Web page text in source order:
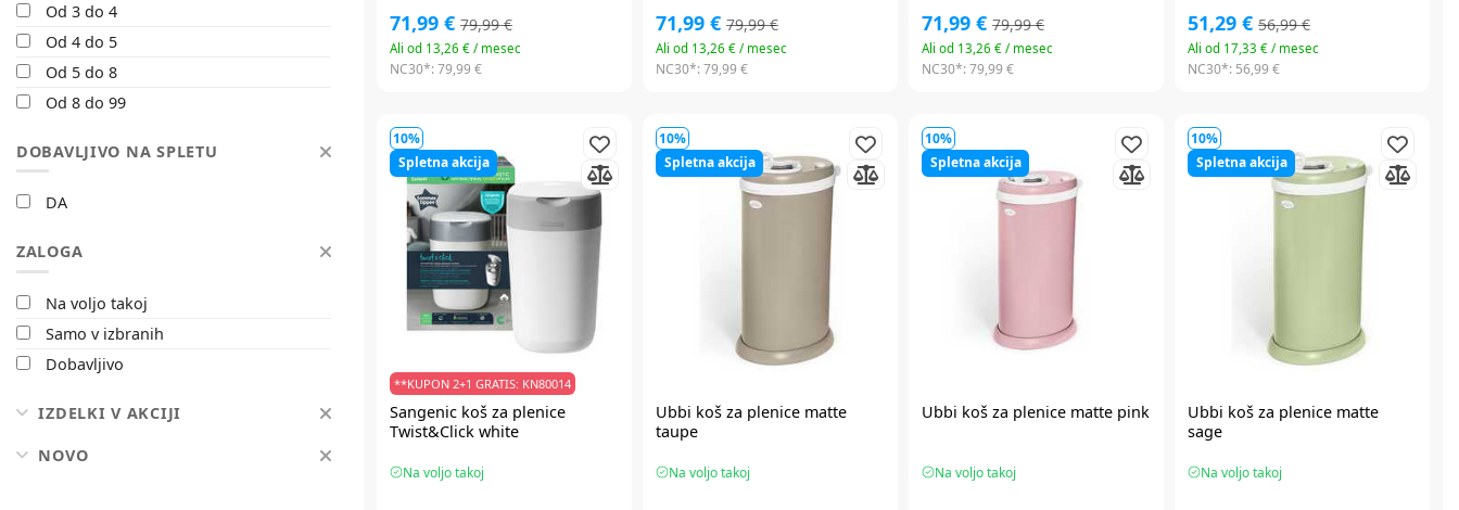
Od 3 do 4
Od 4 do 5
Od 5 do 8
Od 8 do 99
DOBAVLJIVO NA SPLETU
DA
ZALOGA
Na voljo takoj
Samo v izbranih
Dobavljivo
IZDELKI V AKCIJI
NOVO
71,99 € 79,99 €
Ali od 13,26 € / mesec
NC30*:79,99 €
71,99 € 79,99 €
Ali od 13,26 € / mesec
NC30*:79,99 €
71,99 € 79,99 €
Ali od 13,26 € / mesec
NC30*:79,99 €
51,29 € 56,99 €
Ali od 17,33 € / mesec
NC30*: 56,99 €
10%
Spletna akcija
**KUPON 2+1 GRATIS: KN80014
Sangenic koš za plenice
Twist&Click white
Na voljo takoj
10%
Spletna akcija
Ubbi koš za plenice matte
taupe
Na voljo takoj
10%
Spletna akcija
Ubbi koš za plenice matte pink
Na voljo takoj
10%
Spletna akcija
Ubbi koš za plenice matte
sage
Na voljo takoj